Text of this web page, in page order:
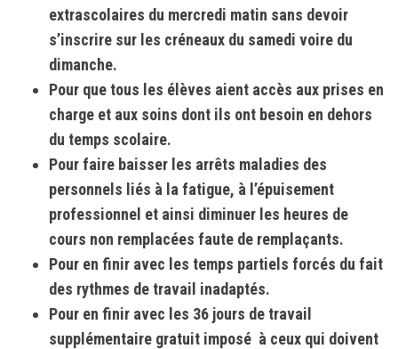
extrascolaires du mercredi matin sans devoir
s’inscrire sur les créneaux du samedi voire du
dimanche.
Pour que tous les élèves aient accès aux prises en
charge et aux soins dont ils ont besoin en dehors
du temps scolaire.
Pour faire baisser les arrêts maladies des
personnels liés à la fatigue, à l’épuisement
professionnel et ainsi diminuer les heures de
cours non remplacées faute de remplaçants.
Pour en finir avec les temps partiels forcés du fait
des rythmes de travail inadaptés.
Pour en finir avec les 36 jours de travail
supplémentaire gratuit imposé à ceux qui doivent